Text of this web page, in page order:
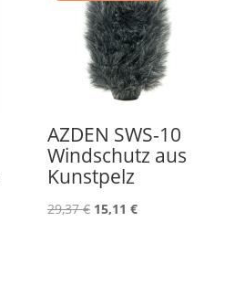
AZDEN SWS-10
Windschutz aus
Kunstpelz
29,37€ Ursprünglicher
15,11 €Aktueller